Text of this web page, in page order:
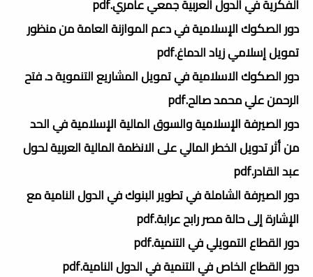
الفكرية في الدول العربية جمعي عامري.pdf
دور الصكوك الإسلامية في دعم الموازنة العامة من منظور
تمويل إسلامي زياد الدماغ.pdf
دور الصكوك الاسلامية في تمويل المشاريع التنموية د. فتح
الرحمن علي محمد صالح.pdf
دور الصيرفة الإسلامية والسوق المالية الإسلامية في الحد
من أثر تدويل الخطر المالي على الانظمة المالية العربية لحول
عبد القادر.pdf
دور الصيرفة الشاملة في تطوير البنوك في الدول النامية مع
الإشارة إلى حالة مصر رابح عرابة.pdf
دور القطاع التمويلي في التنمية.pdf
دور القطاع الخاص في التنمية في الدول النامية.pdf